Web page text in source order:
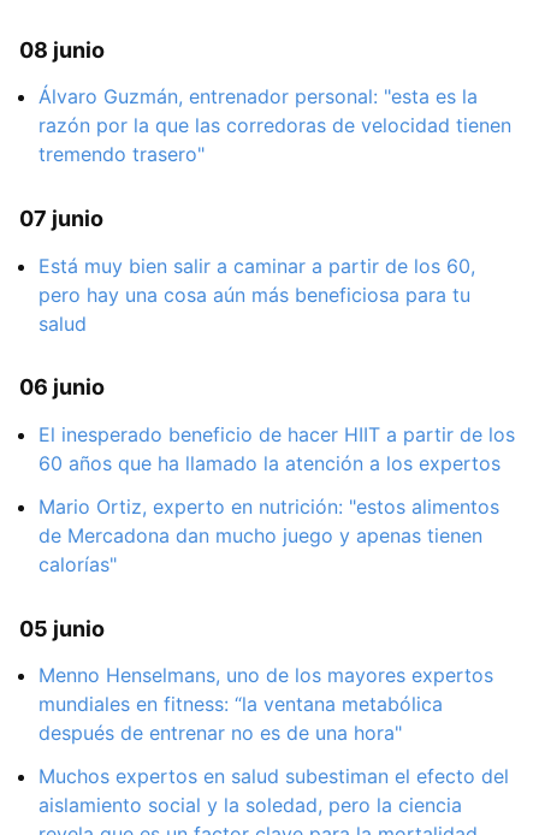
08 junio
Álvaro Guzmán, entrenador personal: "esta es la
razón por la que las corredoras de velocidad tienen
tremendo trasero"
07 junio
Está muy bien salir a caminar a partir de los 60,
pero hay una cosa aún más beneficiosa para tu
salud
06 junio
El inesperado beneficio de hacer HIIT a partir de los
60 años que ha llamado la atención a los expertos
Mario Ortiz, experto en nutrición: "estos alimentos
de Mercadona dan mucho juego y apenas tienen
calorías"
05 junio
Menno Henselmans, uno de los mayores expertos
mundiales en fitness: “la ventana metabólica
después de entrenar no es de una hora"
Muchos expertos en salud subestiman el efecto del
aislamiento social y la soledad, pero la ciencia